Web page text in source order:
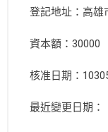
登記地址：高雄
資本額：30000
核准日期：
最近變更日期：